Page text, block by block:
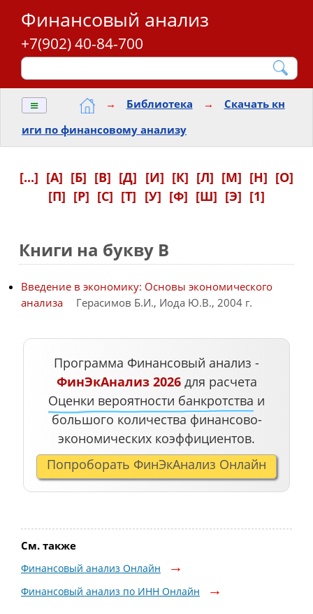
Финансовый анализ
+7(902) 40-84-700
≡ → Библиотека →
Скачать кн
иги по финансовому анализу
[...] [А] [Б] [В] [Д] [И] [К] [Л] [М] [Н] [О]
[П] [Р] [С] [Т] [У] [Ф] [Ш] [Э] [1]
Книги на букву В
Введение в экономику: Основы экономического
анализа
Герасимов Б.И., Иода Ю.В., 2004 г.
Программа Финансовый анализ -
ФинЭкАнализ 2026для расчета
Оценки вероятности банкротства и
большого количества финансово-
экономических коэффициентов.
Попроборать ФинЭкАнализ Онлайн
См. также
Финансовый анализ Онлайн
Финансовый анализ по ИНН Онлайн